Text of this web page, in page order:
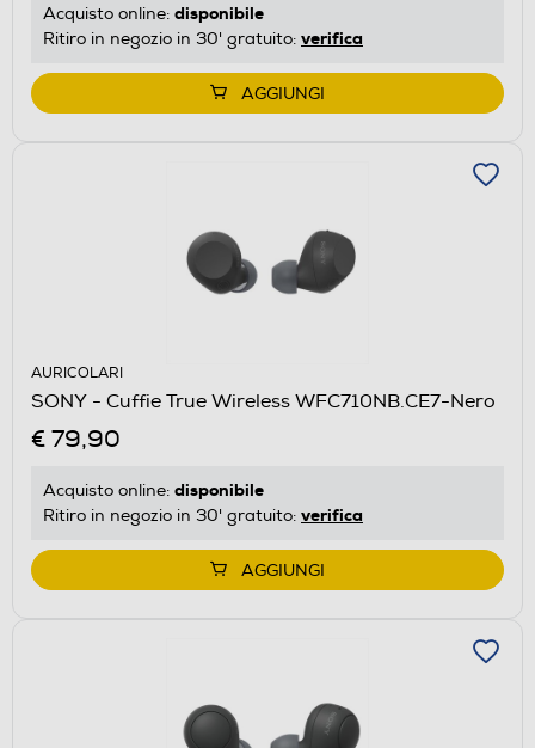
Acquisto online: disponibile
Ritiro in negozio in 30' gratuito: verifica
AGGIUNGI
AURICOLARI
SONY - Cuffie True Wireless WFC710NB.CE7-Nero
€ 79,90
Acquisto online: disponibile
Ritiro in negozio in 30' gratuito: verifica
AGGIUNGI